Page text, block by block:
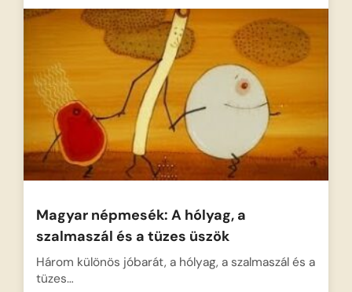
Magyar népmesék: A hólyag, a
szalmaszál és a tüzes üszök
Három különös jóbarát, a hólyag, a szalmaszál és a
tüzes…